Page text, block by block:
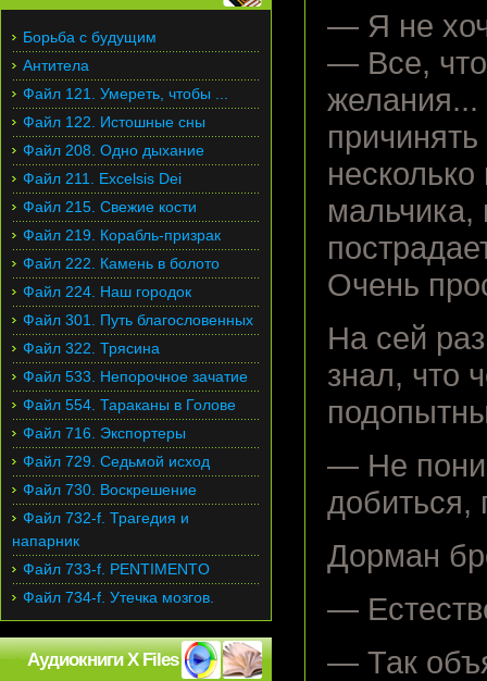
— Я не
— Все,
желания...
мальчика,
Очень
На сей
знал, что
— Не
добиться,
Дорман
—
— Так
Борьба с будущим
Антитела
Файл 121. Умереть, чтобы ...
Файл 122. Истошные сны
Файл 208. Одно дыхание
Файл 211. Excelsis Dei
Файл 215. Свежие кости
Файл 219. Корабль-призрак
Файл 222. Камень в болото
Файл 224. Наш городок
Файл 301. Путь благословенных
Файл 322. Трясина
Файл 533. Непорочное зачатие
Файл 554. Тараканы в Голове
Файл 716. Экспортеры
Файл 729. Седьмой исход
Файл 730. Воскрешение
Файл 732-f. Трагедия и
напарник
Файл 733-f. PENTIMENTO
Файл 734-f. Утечка мозгов.
Аудиокниги X Files